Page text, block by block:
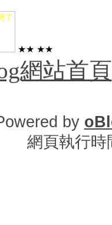
★★ ★★
網站首頁
by
網頁執行時